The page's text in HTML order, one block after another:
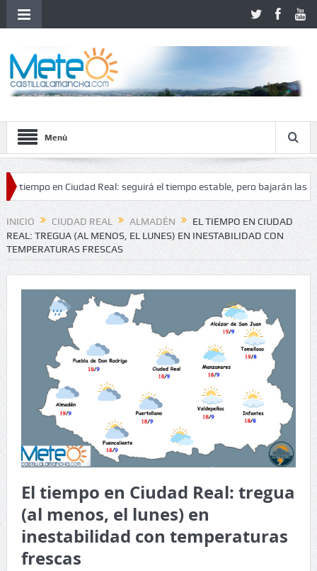
Menú
en Ciudad Real: seguirá el tiempo estable, pero bajarán las
INICIO CIUDAD REAL ALMADÉN
EL TIEMPO EN CIUDAD
REAL: TREGUA (AL MENOS, EL LUNES) EN INESTABILIDAD CON
TEMPERATURAS FRESCAS
El tiempo en Ciudad Real: tregua
(al menos, el lunes) en
inestabilidad con temperaturas
frescas